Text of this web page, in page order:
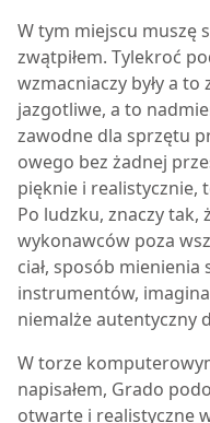
W tym miejscu muszę
zwątpiłem. Tylekroć
wzmacniaczy były a to
jazgotliwe, a to
zawodne dla sprzętu
owego bez żadnej
pięknie i realistycznie,
Po ludzku, znaczy tak,
wykonawców poza
ciał, sposób mienienia
instrumentów,
niemalże autentyczny
W torze
napisałem, Grado
otwarte i realistyczne